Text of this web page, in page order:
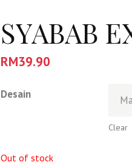
SYABAB
RM39.90
Desain
Clear
Out of stock